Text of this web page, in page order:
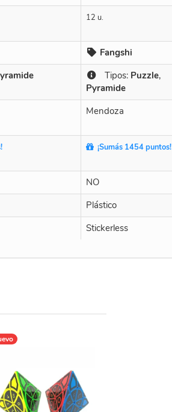
12 u.
Fangshi
Tipos: Puzzle,
Pyramide
Mendoza
¡Sumás 1454 puntos!
NO
Plástico
Stickerless